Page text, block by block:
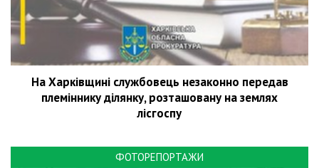
На Харківщині службовець незаконно передав
племіннику ділянку, розташовану на землях
лісгоспу
ФОТОРЕПОРТАЖИ